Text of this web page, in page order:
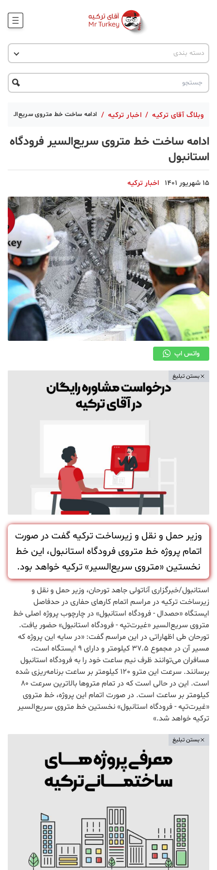
وبلاگ
جاذبه گردشگری
دسته بندی
اخبار ترکیه
پروژه ها
تحصیل در ترکیه
ترکیه گردی
حقوقی
قبرس
وبلاگ آقای ترکیه / اخبار ترکیه / ادامه ساخت خط متروی سریع‌السیر
ادامه ساخت خط متروی سریع‌السیر فرودگاه
استانبول
15 شهریور 1401 اخبار ترکیه
واتس اپ
بستن تبلیغ
وزیر حمل و نقل و زیرساخت ترکیه گفت در صورت
اتمام پروژه خط متروی فرودگاه استانبول، این خط
نخستین «متروی سریع‌السیر» ترکیه خواهد بود.
استانبول/خبرگزاری آناتولی جاهد تورحان، وزیر حمل و نقل و
زیرساخت ترکیه در مراسم اتمام کارهای حفاری در حدفاصل
ایستگاه «حصدال - فرودگاه استانبول» در چارچوب پروژه اصلی خط
متروی سریع‌السیر «غیرت‌تپه - فرودگاه استانبول» حضور یافت.
تورحان طی اظهاراتی در این مراسم گفت: «در سایه این پروژه که
مسیر آن در مجموع 37.5 کیلومتر و دارای 9 ایستگاه است،
مسافران می‌توانند ظرف نیم ساعت خود را به فرودگاه استانبول
برسانند. سرعت این مترو 120 کیلومتر بر ساعت برنامه‌ریزی شده
است. این در حالی است که در تمام متروها بالاترین سرعت 80
کیلومتر بر ساعت است. در صورت اتمام این پروژه، خط متروی
«غیرت‌تپه - فرودگاه استانبول» نخستین خط متروی سریع‌السیر
ترکیه خواهد شد.»
بستن تبلیغ